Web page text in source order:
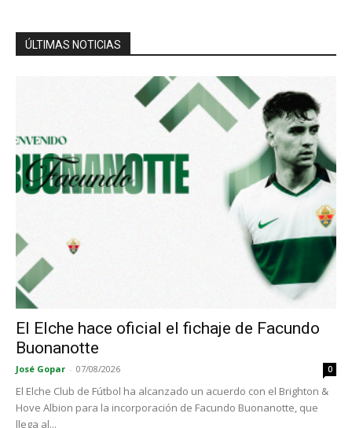
ÚLTIMAS NOTICIAS
El Elche hace oficial el fichaje de Facundo
Buonanotte
José Gopar - 07/08/2026 0
El Elche Club de Fútbol ha alcanzado un acuerdo con el Brighton &
Hove Albion para la incorporación de Facundo Buonanotte, que
llega al...